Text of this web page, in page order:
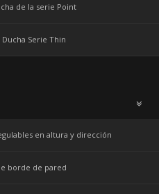
de la serie Point
Ducha Serie Thin
en altura y dirección
borde de pared